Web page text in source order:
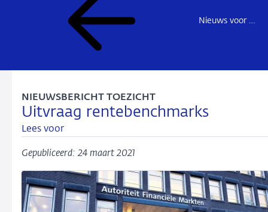
Nieuws voor de sector
Uitvraag rentebenchmarks
NIEUWSBERICHT TOEZICHT
Lees voor
Gepubliceerd: 24 maart 2021